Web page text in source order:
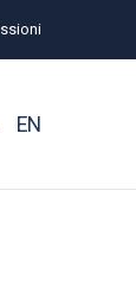
EN